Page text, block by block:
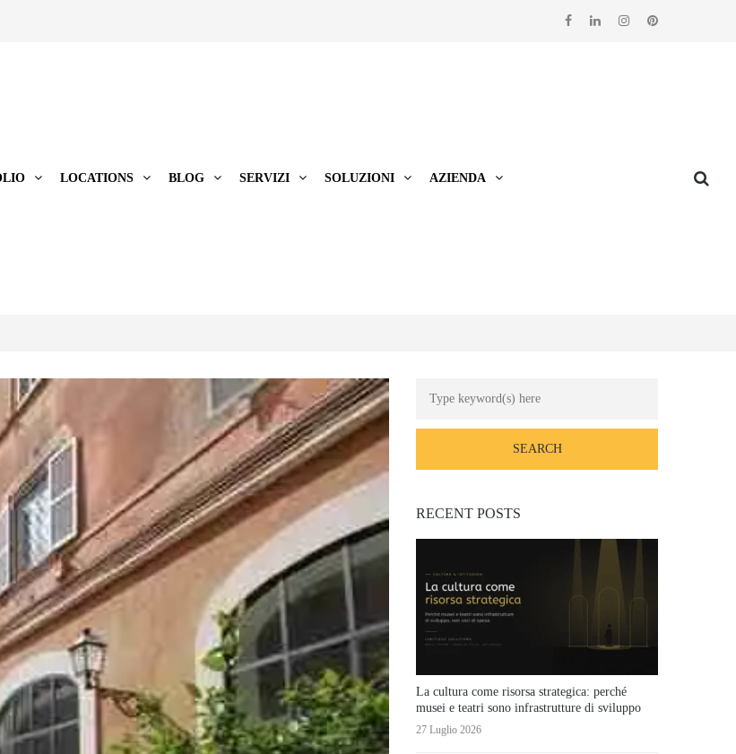
LOCATIONS BLOG SERVIZI SOLUZIONI AZIENDA
RECENT POSTS
La cultura come risorsa strategica: perché
musei e teatri sono infrastrutture di sviluppo
27 Luglio 2026